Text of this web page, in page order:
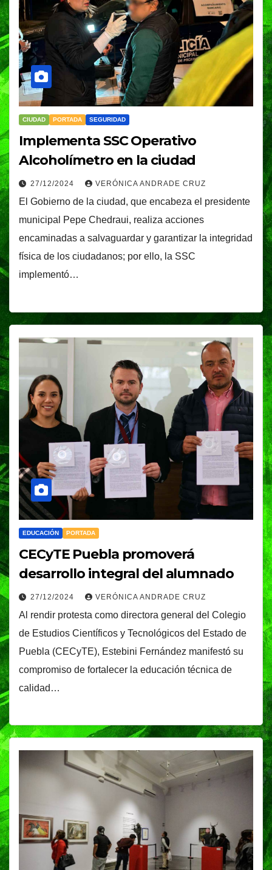
CIUDAD PORTADA SEGURIDAD
Implementa SSC Operativo
Alcoholímetro en la ciudad
27/12/2024 VERÓNICA ANDRADE CRUZ
El Gobierno de la ciudad, que encabeza el presidente
municipal Pepe Chedraui, realiza acciones
encaminadas a salvaguardar y garantizar la integridad
física de los ciudadanos; por ello, la SSC
implementó…
EDUCACIÓN PORTADA
CECyTE Puebla promoverá
desarrollo integral del alumnado
27/12/2024 VERÓNICA ANDRADE CRUZ
Al rendir protesta como directora general del Colegio
de Estudios Científicos y Tecnológicos del Estado de
Puebla (CECyTE), Estebini Fernández manifestó su
compromiso de fortalecer la educación técnica de
calidad…